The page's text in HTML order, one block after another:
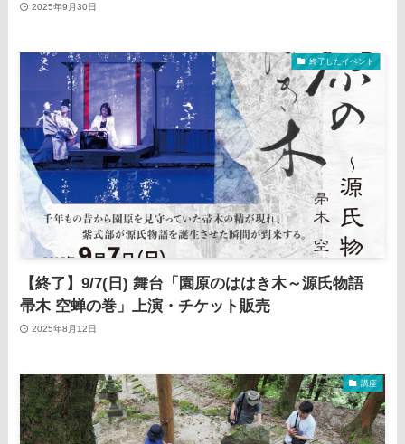
2025年9月30日
終了したイベント
【終了】9/7(日) 舞台「園原のははき木～源氏物語
帚木 空蝉の巻」上演・チケット販売
2025年8月12日
講座